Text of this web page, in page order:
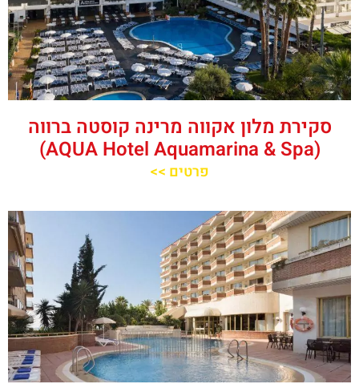
סקירת מלון אקווה מרינה קוסטה ברווה
(AQUA Hotel Aquamarina & Spa)
פרטים >>